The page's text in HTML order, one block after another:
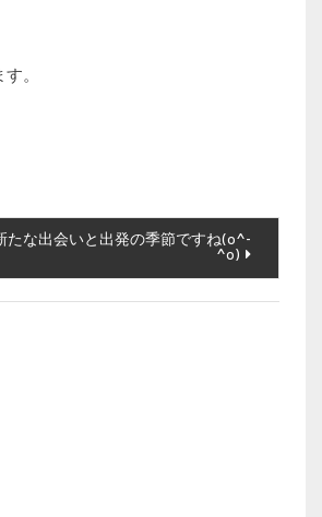
。
たな出会いと出発の季節ですね(o^-
^o)